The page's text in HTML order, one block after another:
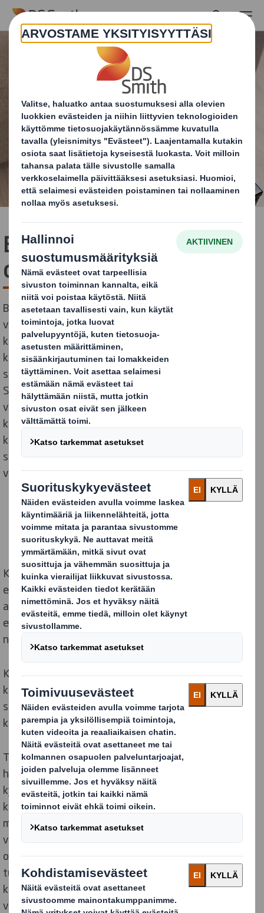
Skip to main content
Black Friday lisää verkko-
ostamista
Black Friday lisää verkkokauppaostoksia. Kun ihmiset
valmistautuvat viettämään enemmän aikaa kotonaan
kasvaneiden elinkustannusten vuoksi, oletetaan sen
kasvattavan mielihyvää tuottavien tuotteiden ja
särkyvien tuotteiden verkkokauppatoimituksia.
Samanaikaisesti tuoteryhmän kuluttajalle saapuvien
vaurioituneiden tuotteiden määrä on yli
kaksinkertainen verrattuna muihin verkkokaupan
kautta tilattaviin tuoteryhmiin. Taloudellisesti
särkymisvaurioiden määrän on arvioitu olevan
vuositasolla jopa 1,35 miljardia euroa.
Kyselytutkimuksen* mukaan jopa puolet (50 %)
eurooppalaisista kuluttajista kertoo, että he ovat
aikeissa viettää enemmän aikaa kotona
elinkustannusten nousun vuoksi. Tämän odotetaan
näkyvän mielihyvää tuottavien ostosten kasvuna.
Kolme kymmenestä (29 %) vastaajasta sanoo
käyttävänsä rahaa pieniin ylellisyyksiin juhlakaudella,
sen sijaan että hankkisivat jotain suurta tai
kuluttaisivat rahaa kodin ulkopuolella.
Tilastot osoittavat, että mielihyvää tuottavien
herkkien ja hauraiden ‘lohtutuotteiden’, kuten
kynttilät, juomat ja lasitavarat, verkko-ostamisen
kasvu kasvattaa riskiä tuotteiden särkymisestä
matkalla vastaanottajilleen. Yksistään kuluneen
vuoden aikana noin 34 % eurooppalaisista verkko-
ostajista vastaanotti keskimäärin kolme kategorian
tuotelähetystä vaurioituneena – määrä on yli
kaksinkertainen muihin verkkokauppatoimituksiin
verrattuna.